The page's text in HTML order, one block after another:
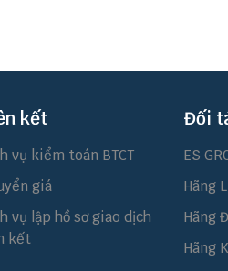
kết
vụ kiểm toán BTCT
giá
vụ lập hồ sơ giao dịch
kết
Đối
ES
Hãng
Hãng
Hãng